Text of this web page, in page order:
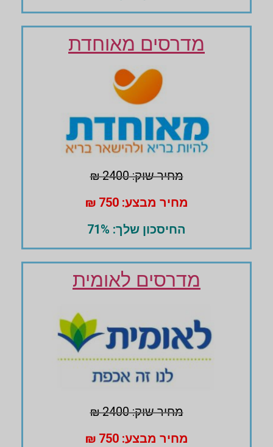
מדרסים מאוחדת
מחיר שוק: 2400 ₪
מחיר מבצע: 750 ₪
החיסכון שלך: 71%
מדרסים לאומית
מחיר שוק: 2400 ₪
מחיר מבצע: 750 ₪